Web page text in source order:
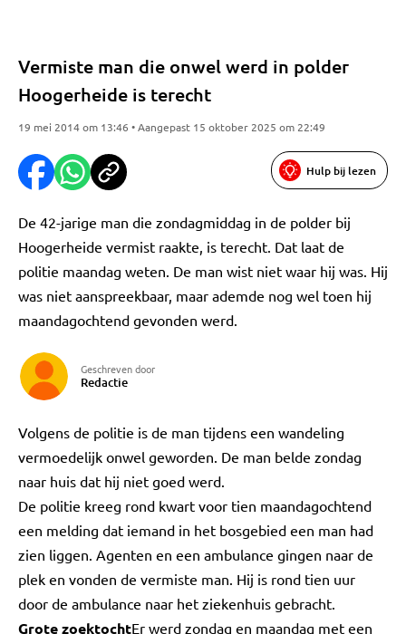
Vermiste man die onwel werd in polder
Hoogerheide is terecht
19 mei 2014 om 13:46 • Aangepast 15 oktober 2025 om 22:49
Hulp bij lezen
De 42-jarige man die zondagmiddag in de polder bij
Hoogerheide vermist raakte, is terecht. Dat laat de
politie maandag weten. De man wist niet waar hij was. Hij
was niet aanspreekbaar, maar ademde nog wel toen hij
maandagochtend gevonden werd.
Geschreven door
Redactie
Volgens de politie is de man tijdens een wandeling
vermoedelijk onwel geworden. De man belde zondag
naar huis dat hij niet goed werd.
De politie kreeg rond kwart voor tien maandagochtend
een melding dat iemand in het bosgebied een man had
zien liggen. Agenten en een ambulance gingen naar de
plek en vonden de vermiste man. Hij is rond tien uur
door de ambulance naar het ziekenhuis gebracht.
Grote zoektochtEr werd zondag en maandag met een